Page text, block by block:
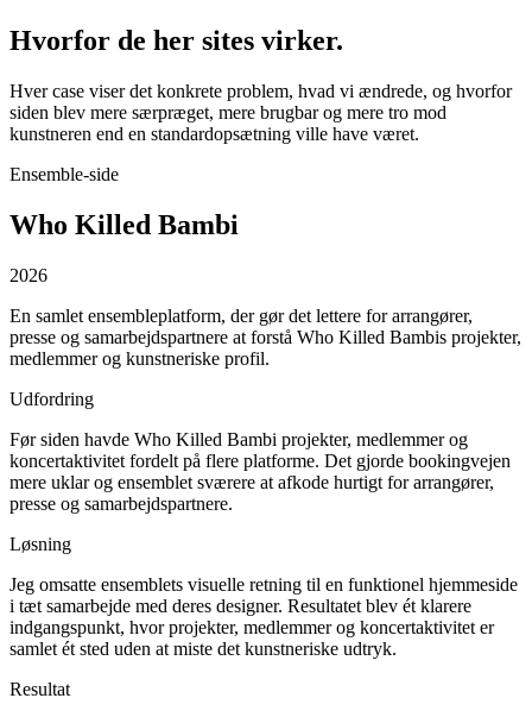
Hvorfor de her sites virker.
Hver case viser det konkrete problem, hvad vi ændrede, og hvorfor
siden blev mere særpræget, mere brugbar og mere tro mod
kunstneren end en standardopsætning ville have været.
Ensemble-side
Who Killed Bambi
2026
En samlet ensembleplatform, der gør det lettere for arrangører,
presse og samarbejdspartnere at forstå Who Killed Bambis projekter,
medlemmer og kunstneriske profil.
Udfordring
Før siden havde Who Killed Bambi projekter, medlemmer og
koncertaktivitet fordelt på flere platforme. Det gjorde bookingvejen
mere uklar og ensemblet sværere at afkode hurtigt for arrangører,
presse og samarbejdspartnere.
Løsning
Jeg omsatte ensemblets visuelle retning til en funktionel hjemmeside
i tæt samarbejde med deres designer. Resultatet blev ét klarere
indgangspunkt, hvor projekter, medlemmer og koncertaktivitet er
samlet ét sted uden at miste det kunstneriske udtryk.
Resultat